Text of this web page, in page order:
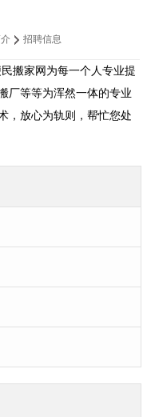
招聘信息
搬家网为每一个人专业提
厂等等为浑然一体的专业
，放心为轨则，帮忙您处